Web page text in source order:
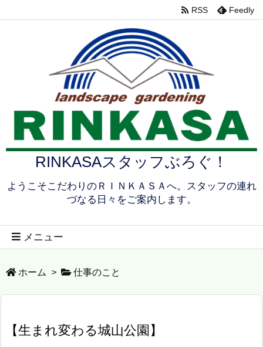
RINKASAスタッフぶろぐ！
ようこそこだわりのＲＩＮＫＡＳＡへ。スタッフの連れ
づなる日々をご案内します。
メニュー
RSS Feedly
ホーム > 仕事のこと
【生まれ変わる城山公園】